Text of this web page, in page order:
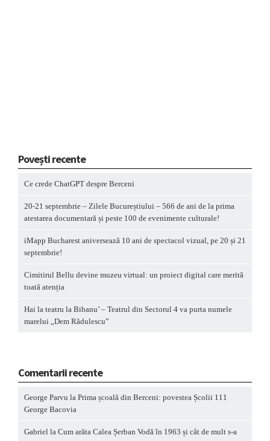
Povești recente
Ce crede ChatGPT despre Berceni
20-21 septembrie – Zilele Bucureștiului – 566 de ani de la prima
atestarea documentară și peste 100 de evenimente culturale!
iMapp Bucharest aniversează 10 ani de spectacol vizual, pe 20 și 21
septembrie!
Cimitirul Bellu devine muzeu virtual: un proiect digital care merită
toată atenția
Hai la teatru la Bibanu’ – Teatrul din Sectorul 4 va purta numele
marelui „Dem Rădulescu”
Comentarii recente
George Parvu la Prima școală din Berceni: povestea Școlii 111
George Bacovia
Gabriel la Cum arăta Calea Șerban Vodă în 1963 și cât de mult s-a